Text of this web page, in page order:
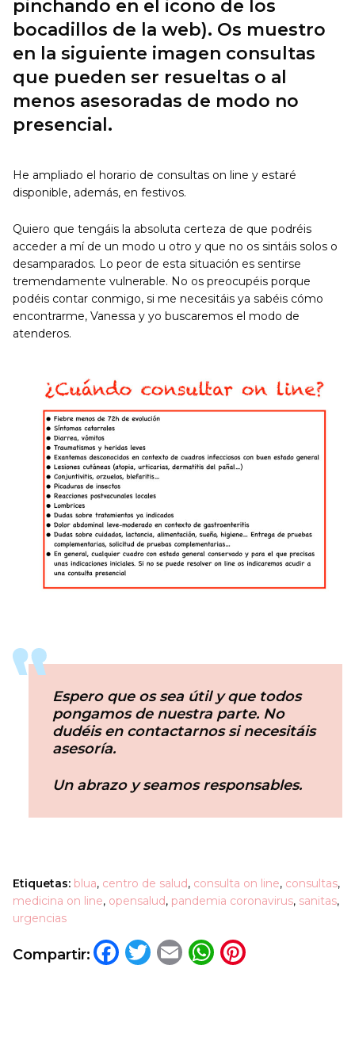
pinchando en el icono de los
bocadillos de la web). Os muestro
en la siguiente imagen consultas
que pueden ser resueltas o al
menos asesoradas de modo no
presencial.
He ampliado el horario de consultas on line y estaré
disponible, además, en festivos.
Quiero que tengáis la absoluta certeza de que podréis
acceder a mí de un modo u otro y que no os sintáis solos o
desamparados. Lo peor de esta situación es sentirse
tremendamente vulnerable. No os preocupéis porque
podéis contar conmigo, si me necesitáis ya sabéis cómo
encontrarme, Vanessa y yo buscaremos el modo de
atenderos.
Espero que os sea útil y que todos
pongamos de nuestra parte. No
dudéis en contactarnos si necesitáis
asesoría.
Un abrazo y seamos responsables.
Etiquetas: blua, centro de salud, consulta on line, consultas,
medicina on line, opensalud, pandemia coronavirus, sanitas,
urgencias
Compartir: Facebook
Twitter
EmailWhatsApp